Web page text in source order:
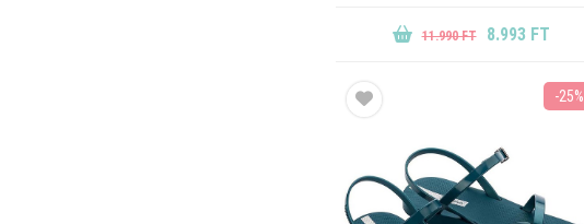
11.990 FT 8.993 FT
-25%